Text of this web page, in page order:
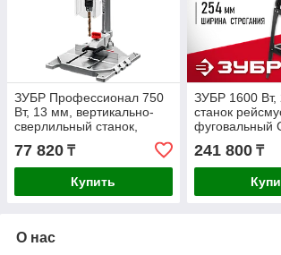
ЗУБР Профессионал 750
Вт, 13 мм, вертикально-
сверлильный станок,
настольный
77 820 ₸
Купить
ЗУБР 1600
станок
фуговальный
1600С Мастер
241 800₸
О нас